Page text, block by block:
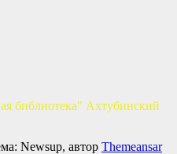
библиотека" Ахтубинский
Newsup, автор Themeansar